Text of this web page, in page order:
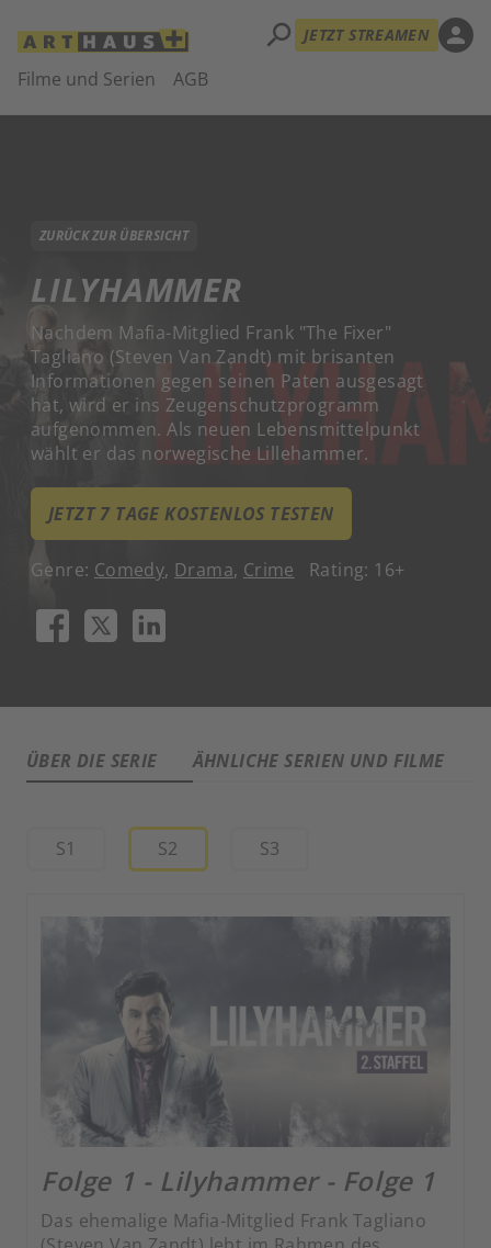
Filme und Serien AGB
search JETZT STREAMEN person
ZURÜCK ZUR ÜBERSICHT
LILYHAMMER
Nachdem Mafia-Mitglied Frank "The Fixer"
Tagliano (Steven Van Zandt) mit brisanten
Informationen gegen seinen Paten ausgesagt
hat, wird er ins Zeugenschutzprogramm
aufgenommen. Als neuen Lebensmittelpunkt
wählt er das norwegische Lillehammer.
JETZT 7 TAGE KOSTENLOS TESTEN
Genre: Comedy, Drama, Crime Rating: 16+
ÜBER DIE SERIE ÄHNLICHE SERIEN UND FILME
S1 S2 S3
Folge 1 - Lilyhammer - Folge 1
Das ehemalige Mafia-Mitglied Frank Tagliano